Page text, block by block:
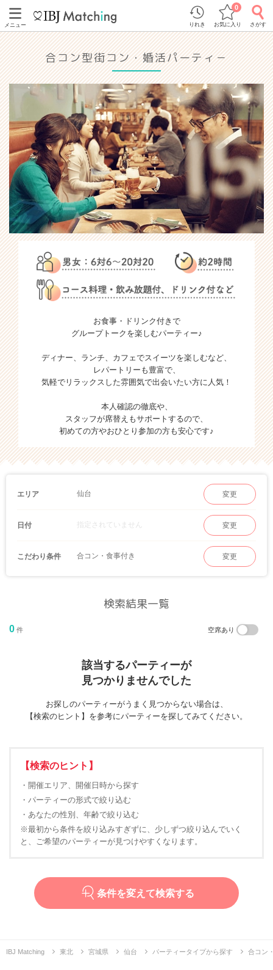
メニュー りれき お気に入り
0
さがす
合コン型街コン・婚活パーティ－
お食事・ドリンク付きで
グループトークを楽しむパーティー♪
ディナー、ランチ、カフェでスイーツを楽しむなど、
レパートリーも豊富で、
気軽でリラックスした雰囲気で出会いたい方に人気！
本人確認の徹底や、
スタッフが席替えもサポートするので、
初めての方やおひとり参加の方も安心です♪
エリア 仙台 変更
日付 指定されていません 変更
こだわり条件 合コン・食事付き 変更
検索結果一覧
0 件 空席あり
該当するパーティーが
見つかりませんでした
お探しのパーティーがうまく見つからない場合は、
【検索のヒント】を参考にパーティーを探してみてください。
【検索のヒント】
・開催エリア、開催日時から探す
・パーティーの形式で絞り込む
・あなたの性別、年齢で絞り込む
※最初から条件を絞り込みすぎずに、少しずつ絞り込んでいく
と、ご希望のパーティーが見つけやすくなります。
条件を変えて検索する
IBJ Matching 東北 宮城県 仙台 パーティータイプから探す 合コン